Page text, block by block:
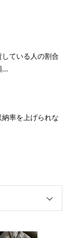
ている人の割合
...
率を上げられな